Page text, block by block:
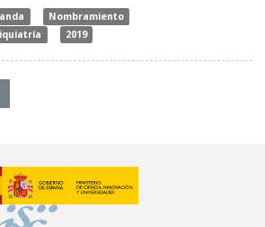
Nombramiento
2019